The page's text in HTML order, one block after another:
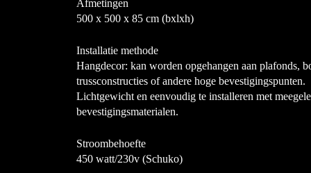
Afmetingen
500 x 500 x 85 cm (bxlxh)
Installatie methode
Hangdecor: kan worden opgehangen aan plafonds,
trussconstructies of andere hoge bevestigingspunten.
Lichtgewicht en eenvoudig te installeren met
bevestigingsmaterialen.
Stroombehoefte
450 watt/230v (Schuko)